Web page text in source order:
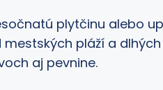
plytčinu alebo
pláží a
aj pevnine.